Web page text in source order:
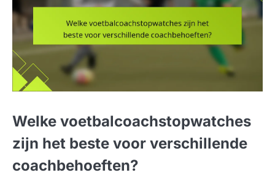
Welke voetbalcoachstopwatches
zijn het beste voor verschillende
coachbehoeften?